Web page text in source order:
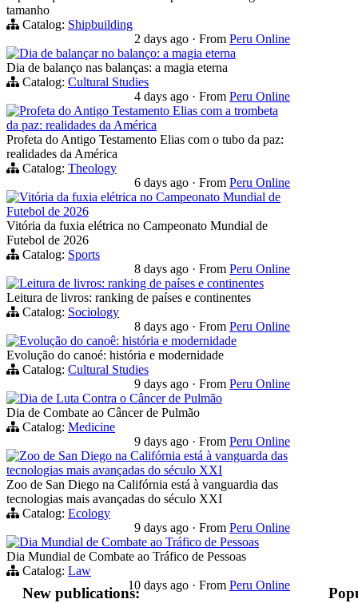
tamanho
Catalog: Shipbuilding
2 days ago · From Peru Online
Dia de balançar no balanço: a magia eterna
Dia de balanço nas balanças: a magia eterna
Catalog: Cultural Studies
4 days ago · From Peru Online
Profeta do Antigo Testamento Elias com a trombeta
da paz: realidades da América
Profeta do Antigo Testamento Elias com o tubo da paz:
realidades da América
Catalog: Theology
6 days ago · From Peru Online
Vitória da fuxia elétrica no Campeonato Mundial de
Futebol de 2026
Vitória da fuxia elétrica no Campeonato Mundial de
Futebol de 2026
Catalog: Sports
8 days ago · From Peru Online
Leitura de livros: ranking de países e continentes
Leitura de livros: ranking de países e continentes
Catalog: Sociology
8 days ago · From Peru Online
Evolução do canoê: história e modernidade
Evolução do canoé: história e modernidade
Catalog: Cultural Studies
9 days ago · From Peru Online
Dia de Luta Contra o Câncer de Pulmão
Dia de Combate ao Câncer de Pulmão
Catalog: Medicine
9 days ago · From Peru Online
Zoo de San Diego na Califórnia está à vanguarda das
tecnologias mais avançadas do século XXI
Zoo de San Diego na Califórnia está à vanguardia das
tecnologias mais avançadas do século XXI
Catalog: Ecology
9 days ago · From Peru Online
Dia Mundial de Combate ao Tráfico de Pessoas
Dia Mundial de Combate ao Tráfico de Pessoas
Catalog: Law
10 days ago · From Peru Online
New publications: